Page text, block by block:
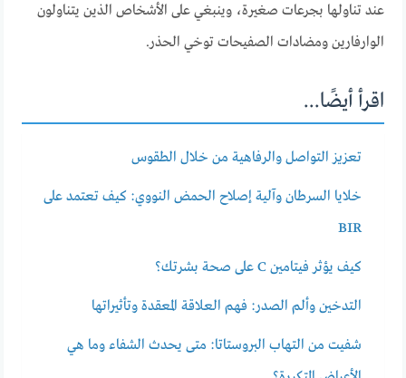
عند تناولها بجرعات صغيرة، وينبغي على الأشخاص الذين يتناولون
الوارفارين ومضادات الصفيحات توخي الحذر.
اقرأ أيضًا...
تعزيز التواصل والرفاهية من خلال الطقوس
خلايا السرطان وآلية إصلاح الحمض النووي: كيف تعتمد على
BIR
كيف يؤثر فيتامين C على صحة بشرتك؟
التدخين وألم الصدر: فهم العلاقة المعقدة وتأثيراتها
شفيت من التهاب البروستاتا: متى يحدث الشفاء وما هي